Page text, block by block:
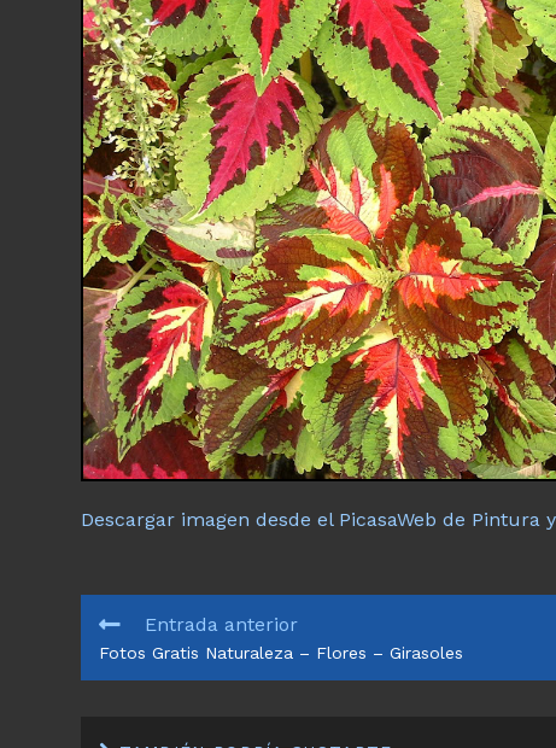
Descargar imagen desde el PicasaWeb de Pintura
LEER
ARTÍCULOS
Entrada anterior
Fotos Gratis Naturaleza – Flores – Girasoles